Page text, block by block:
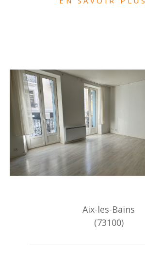
Aix-les-Bains
(73100)